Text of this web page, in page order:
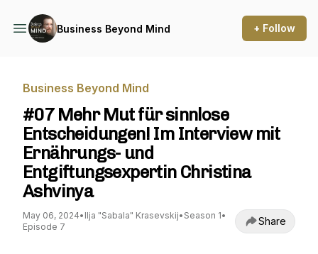
Business Beyond Mind + Follow
Business Beyond Mind
#07 Mehr Mut für sinnlose
Entscheidungen! Im Interview mit
Ernährungs- und
Entgiftungsexpertin Christina
Ashvinya
May 06, 2024• Ilja "Sabala" Krasevskij• Season 1•
Episode 7
Share